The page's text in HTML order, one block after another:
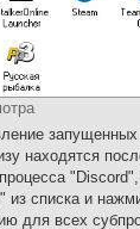
находятся
из списка и
для всех